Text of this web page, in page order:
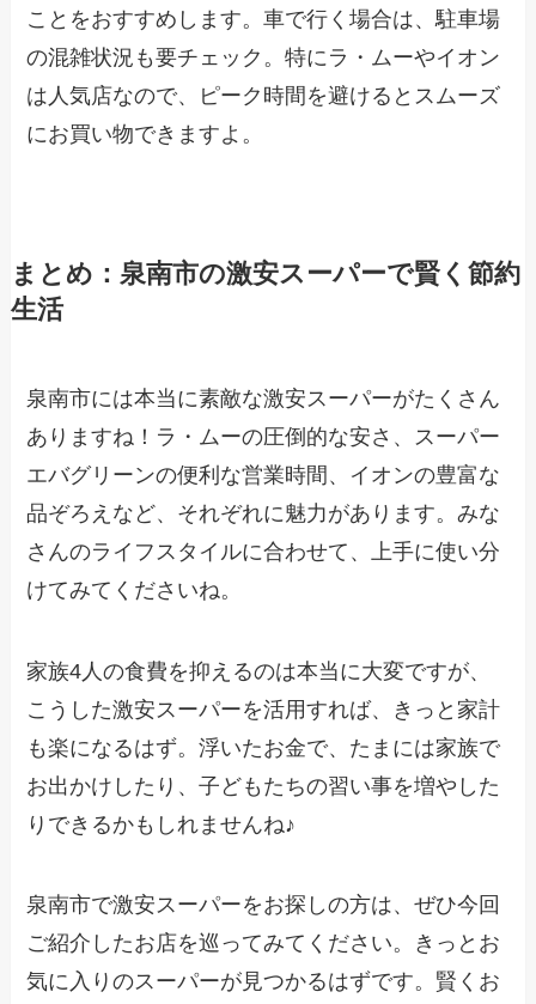
ことをおすすめします。車で行く場合は、駐車場
の混雑状況も要チェック。特にラ・ムーやイオン
は人気店なので、ピーク時間を避けるとスムーズ
にお買い物できますよ。
まとめ：泉南市の激安スーパーで賢く節約
生活
泉南市には本当に素敵な激安スーパーがたくさん
ありますね！ラ・ムーの圧倒的な安さ、スーパー
エバグリーンの便利な営業時間、イオンの豊富な
品ぞろえなど、それぞれに魅力があります。みな
さんのライフスタイルに合わせて、上手に使い分
けてみてくださいね。
家族4人の食費を抑えるのは本当に大変ですが、
こうした激安スーパーを活用すれば、きっと家計
も楽になるはず。浮いたお金で、たまには家族で
お出かけしたり、子どもたちの習い事を増やした
りできるかもしれませんね♪
泉南市で激安スーパーをお探しの方は、ぜひ今回
ご紹介したお店を巡ってみてください。きっとお
気に入りのスーパーが見つかるはずです。賢くお